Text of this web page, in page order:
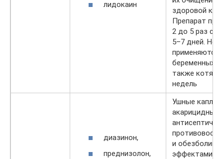
лидокаин
здоровой
Препарат
2 до 5 раз с
5–7 дней. Не
применяются
беременных
также котят
недель
диазинон,
преднизолон,
Ушные капли.
акарицидным,
и
эффектами.